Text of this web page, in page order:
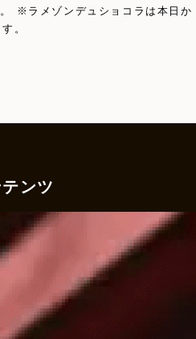
※ラメゾンデュショコラは本日か
。
ンツ